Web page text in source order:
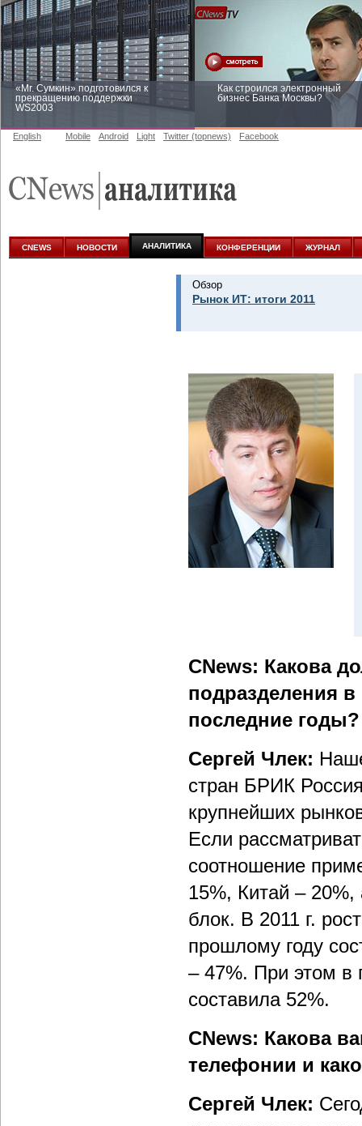
«Mr. Сумкин» подготовился к
прекращению поддержки
WS2003
Как строился электронный
бизнес Банка Москвы?
аналитике
English Mobile Android Light Twitter (topnews) Facebook
CNEWS НОВОСТИ АНАЛИТИКА КОНФЕРЕНЦИИ ЖУРНАЛ
Обзор
Рынок ИТ: итоги 2011
CNews: Какова
подразделения
последние годы?
Сергей Члек:
стран БРИК
крупнейших
Если
соотношение
15%, Китай – 20%,
блок. В 2011 г.
прошлому году
– 47%. При этом в
составила 52%.
CNews: Какова
телефонии и
Сергей Члек: